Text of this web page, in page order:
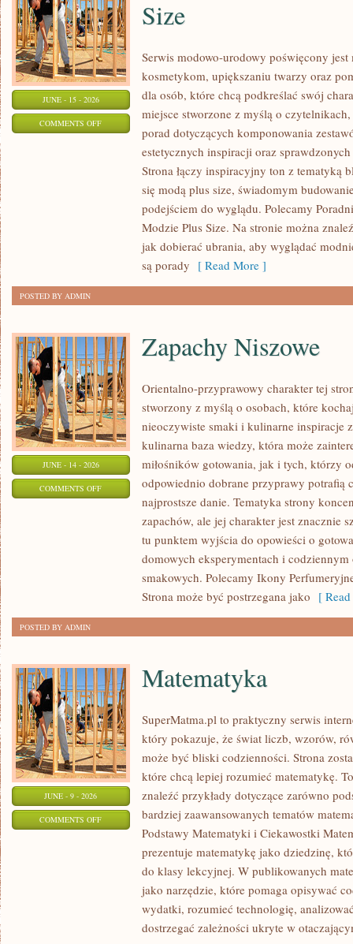
JUNE - 15 - 2026
COMMENTS OFFON
Size
Serwis modowo-urodowy poświęcony
kosmetykom, upiększaniu twarzy oraz
dla osób, które chcą podkreślać swój
miejsce stworzone z myślą o
porad dotyczących komponowania
estetycznych inspiracji oraz
Strona łączy inspiracyjny ton z tematyką
się modą plus size, świadomym
podejściem do wyglądu. Polecamy
Modzie Plus Size. Na stronie można
jak dobierać ubrania, aby wyglądać
są porady [ Read More ]
POSTED BY ADMIN
JUNE - 14 - 2026
COMMENTS OFFON
Zapachy Niszowe
Orientalno-przyprawowy charakter tej
stworzony z myślą o osobach, które
nieoczywiste smaki i kulinarne inspiracje
kulinarna baza wiedzy, która może
miłośników gotowania, jak i tych, którzy
odpowiednio dobrane przyprawy potrafią
najprostsze danie. Tematyka strony
zapachów, ale jej charakter jest znacznie
tu punktem wyjścia do opowieści o
domowych eksperymentach i
smakowych. Polecamy Ikony
Strona może być postrzegana jako [
POSTED BY ADMIN
JUNE - 9 - 2026
COMMENTS OFFON
MATEMATYKA
Matematyka
SuperMatma.pl to praktyczny serwis
który pokazuje, że świat liczb, wzorów,
może być bliski codzienności. Strona
które chcą lepiej rozumieć matematykę.
znaleźć przykłady dotyczące zarówno
bardziej zaawansowanych tematów
Podstawy Matematyki i Ciekawostki
prezentuje matematykę jako dziedzinę,
do klasy lekcyjnej. W publikowanych
jako narzędzie, które pomaga opisywać
wydatki, rozumieć technologię,
dostrzegać zależności ukryte w